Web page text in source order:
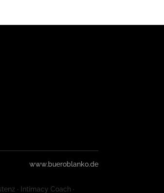
www.bueroblanko.de
· Intimacy Coach ·